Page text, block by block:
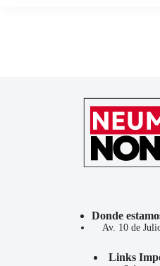
Donde
Av. 10 de
Links